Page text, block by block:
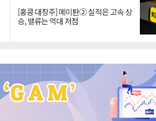
[홍콩 대장주] 메이퇀② 실적은 고속 상
승, 밸류는 역대 저점